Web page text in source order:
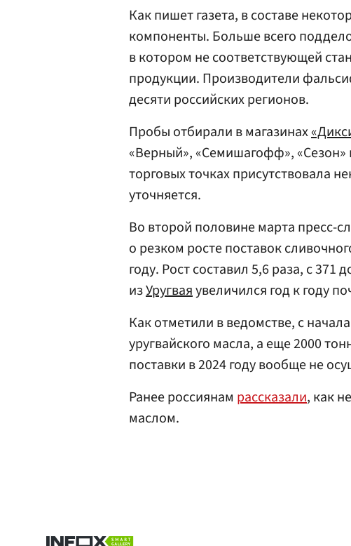
Как пишет газета, в составе
компоненты. Больше всего
в котором не соответствующей
продукции. Производители
десяти российских регионов.
Пробы отбирали в магазинах
«Верный», «Семишагофф», «Сезон»
торговых точках присутствовала
уточняется.
Во второй половине марта пресс-
о резком росте поставок
году. Рост составил 5,6 раза, с
изУругваяувеличился год к году
Как отметили в ведомстве, с
уругвайского масла, а еще 2000
поставки в 2024 году вообще не
Ранее россиянам рассказали, как
маслом.